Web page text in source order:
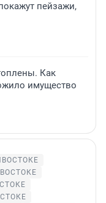
пейзажи,
Как
имущество